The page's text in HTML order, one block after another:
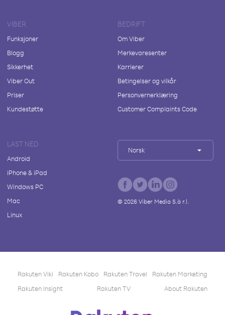
VIBER
Funksjoner
Blogg
Sikkerhet
Viber Out
Priser
Kundestøtte
BEDRIFT
Om Viber
Merkevaresenter
Karrierer
Betingelser og vilkår
Personvernerklæring
Customer Complaints Code
LAST NED
Android
iPhone & iPad
Windows PC
Mac
Linux
Norsk
© 2026Viber Media S.à r.l.
Rakuten Viki Rakuten Kobo Rakuten Travel
Rakuten Marketing
Rakuten Insight
Rakuten TV About Rakuten